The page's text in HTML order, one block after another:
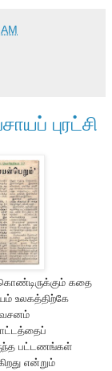
புரட்சி
கதை
உலகத்திற்கே
வசனம்
பட்டணங்கள்
என்றும்